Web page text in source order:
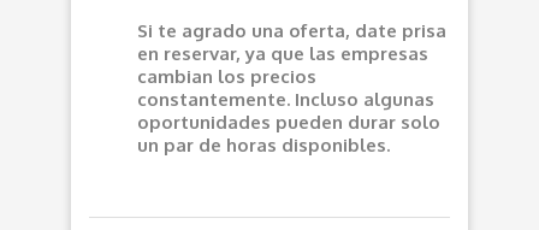
Si te agrado una oferta, date prisa
en reservar, ya que las empresas
cambian los precios
constantemente. Incluso algunas
oportunidades pueden durar solo
un par de horas disponibles.